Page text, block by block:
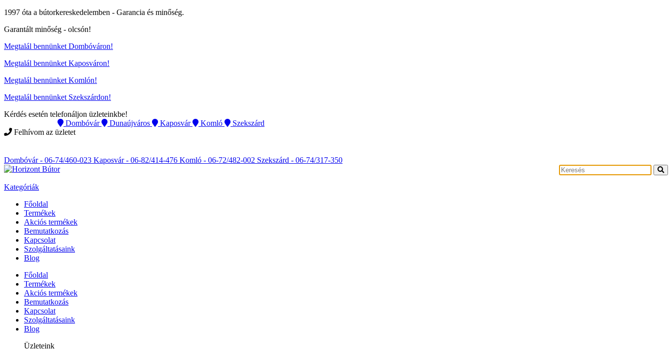
1997 óta a bútorkereskedelemben - Garancia és minőség.
Garantált minőség - olcsón!
Megtalál bennünket Dombóváron!
Megtalál bennünket Kaposváron!
Megtalál bennünket Komlón!
Megtalál bennünket Szekszárdon!
Kérdés esetén telefonáljon üzleteinkbe!
Dombóvár Dunaújváros Kaposvár Komló
Szekszárd
Felhívom az üzletet
Dombóvár - 06-74/460-023 Kaposvár - 06-82/414-476 Komló - 06-72/482-002 Szekszárd - 06-74/317-350
Kategóriák
Főoldal
Termékek
Akciós termékek
Bemutatkozás
Kapcsolat
Szolgáltatásaink
Blog
Főoldal
Termékek
Akciós termékek
Bemutatkozás
Kapcsolat
Szolgáltatásaink
Blog
Üzleteink